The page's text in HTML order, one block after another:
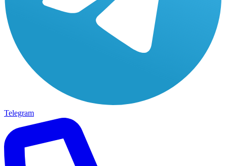
Telegram